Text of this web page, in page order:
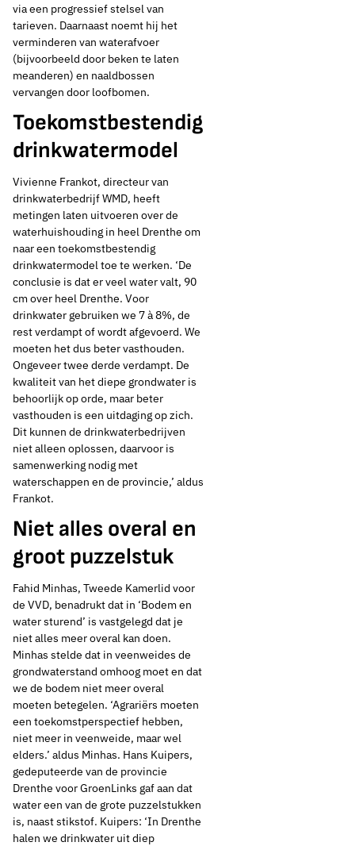
Waterpoort
Grondwater, blik op
de toekomst
23 mei 2023 Nieuws
via een progressief stelsel van
tarieven. Daarnaast noemt hij het
verminderen van waterafvoer
(bijvoorbeeld door beken te laten
meanderen) en naaldbossen
vervangen door loofbomen.
Toekomstbestendig
drinkwatermodel
Vivienne Frankot, directeur van
drinkwaterbedrijf WMD, heeft
metingen laten uitvoeren over de
waterhuishouding in heel Drenthe om
naar een toekomstbestendig
drinkwatermodel toe te werken. ‘De
conclusie is dat er veel water valt, 90
cm over heel Drenthe. Voor
drinkwater gebruiken we 7 à 8%, de
rest verdampt of wordt afgevoerd. We
moeten het dus beter vasthouden.
Ongeveer twee derde verdampt. De
kwaliteit van het diepe grondwater is
behoorlijk op orde, maar beter
vasthouden is een uitdaging op zich.
Dit kunnen de drinkwaterbedrijven
niet alleen oplossen, daarvoor is
samenwerking nodig met
waterschappen en de provincie,’ aldus
Frankot.
Niet alles overal en
groot puzzelstuk
Fahid Minhas, Tweede Kamerlid voor
de VVD, benadrukt dat in ‘Bodem en
water sturend’ is vastgelegd dat je
niet alles meer overal kan doen.
Minhas stelde dat in veenweides de
grondwaterstand omhoog moet en dat
we de bodem niet meer overal
moeten betegelen. ‘Agrariërs moeten
een toekomstperspectief hebben,
niet meer in veenweide, maar wel
elders.’ aldus Minhas. Hans Kuipers,
gedeputeerde van de provincie
Drenthe voor GroenLinks gaf aan dat
water een van de grote puzzelstukken
is, naast stikstof. Kuipers: ‘In Drenthe
halen we drinkwater uit diep